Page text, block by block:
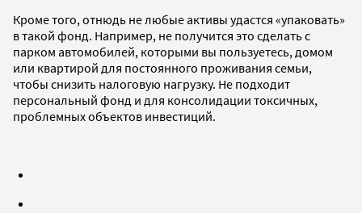
Кроме того, отнюдь не любые активы удастся «упаковать»
в такой фонд. Например, не получится это сделать с
парком автомобилей, которыми вы пользуетесь, домом
или квартирой для постоянного проживания семьи,
чтобы снизить налоговую нагрузку. Не подходит
персональный фонд и для консолидации токсичных,
проблемных объектов инвестиций.